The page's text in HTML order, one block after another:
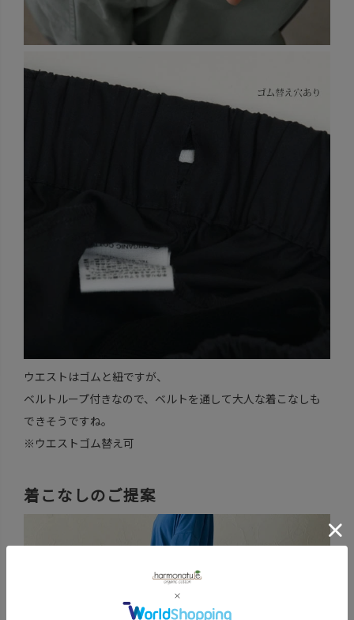
ウエストはゴムと紐ですが、
ベルトループ付きなので、ベルトを通して大人な着こなしも
できそうですね。
※ウエストゴム替え可
着こなしのご提案